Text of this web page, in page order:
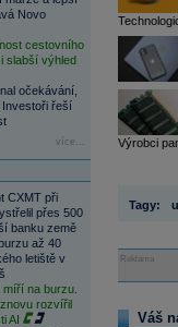
Novo
cestovního
slabší výhled
očekávání,
řeší
více...
CXMT při
přes 500
banku země
až 40
letiště v
na burzu.
rozvířil
AI
Výrobci
Tagy:
Reklama
Váš